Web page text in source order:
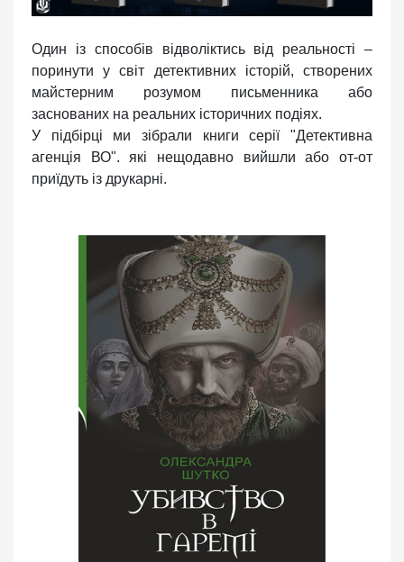
Один із способів відволіктись від реальності –
поринути у світ детективних історій, створених
майстерним розумом письменника або
заснованих на реальних історичних подіях.
У підбірці ми зібрали книги серії "Детективна
агенція ВО". які нещодавно вийшли або от-от
приїдуть із друкарні.